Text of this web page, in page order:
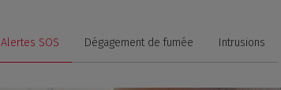
Alertes SOS Dégagement de fumée Intrusions